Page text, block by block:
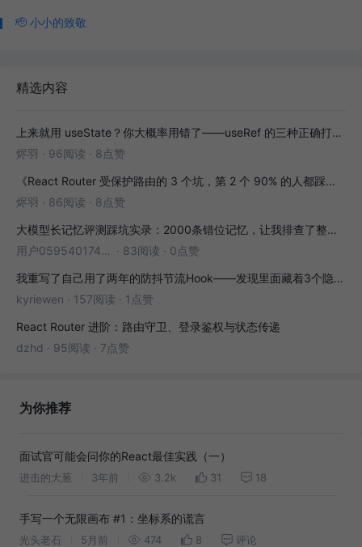
🫡 小小的致敬
精选内容
上来就用 useState？你大概率用错了——useRef 的三种正确打开方式
烬羽 · 96阅读 · 8点赞
《React Router 受保护路由的 3 个坑，第 2 个 90% 的人都踩过》
烬羽 · 86阅读 · 8点赞
大模型长记忆评测踩坑实录：2000条错位记忆，让我排查了整整3小时
用户05954017446 · 83阅读 · 0点赞
我重写了自己用了两年的防抖节流Hook——发现里面藏着3个隐藏bug
kyriewen · 157阅读 · 1点赞
React Router 进阶：路由守卫、登录鉴权与状态传递
dzhd · 95阅读 · 7点赞
为你推荐
面试官可能会问你的React最佳实践（一）
进击的大葱 3年前 3.2k 31 18
手写一个无限画布 #1：坐标系的谎言
光头老石 5月前 474 8 评论